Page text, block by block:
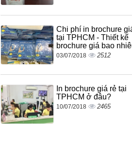
Chi phí in brochure
tại TPHCM - Thiết kế
brochure giá bao
03/07/2018 2512
In brochure giá rẻ tại
TPHCM ở đâu?
10/07/2018 2465